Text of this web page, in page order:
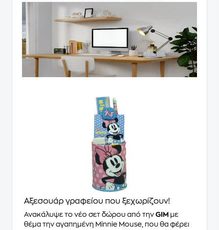
Αξεσουάρ γραφείου που ξεχωρίζουν!
Ανακάλυψε το νέο σετ δώρου από την GIM με
θέμα την αγαπημένη Minnie Mouse, που θα φέρει